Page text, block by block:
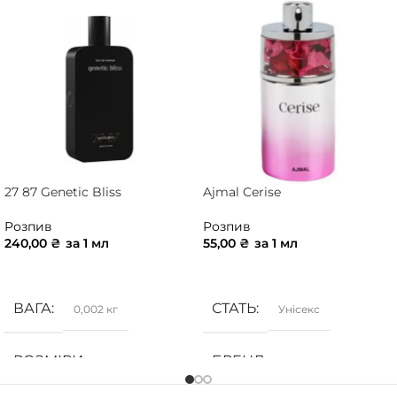
27 87 Genetic Bliss
Розпив
240,00 ₴ за 1 мл
ВАГА 0,002 кг
РОЗМІРИ
Ajmal Cerise
Розпив
55,00 ₴ за 1 мл
СТАТЬ Унісекс
БРЕНД